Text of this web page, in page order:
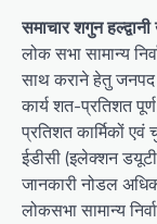
समाचार शगुन
लोक सभा सामान्य
साथ कराने हेतु जनपद
कार्य शत-प्रतिशत
प्रतिशत कार्मिकों
ईडीसी (इलेक्शन
जानकारी नोडल
लोकसभा सामान्य